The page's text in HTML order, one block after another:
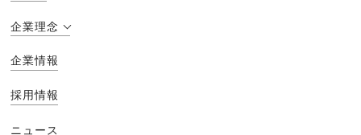
企業理念
企業情報
採用情報
ニュース